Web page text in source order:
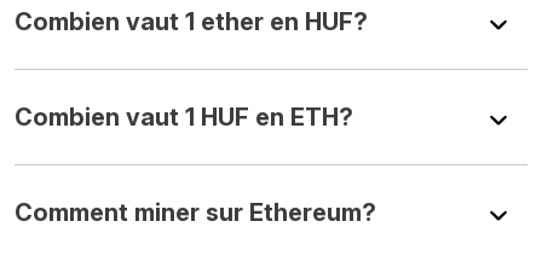
Combien vaut 1 ether en HUF?
Combien vaut 1 HUF en ETH?
Comment miner sur Ethereum?